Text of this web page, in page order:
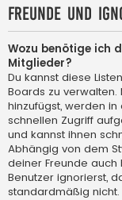
Freunde und
Wozu benötige ich
Mitglieder?
Du kannst diese
Boards zu
hinzufügst, werden
schnellen Zugriff
und kannst ihnen
Abhängig von dem
deiner Freunde
Benutzer ignorierst,
standardmäßig nicht.